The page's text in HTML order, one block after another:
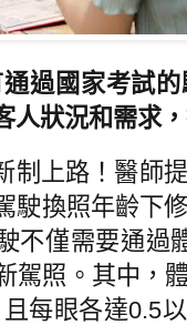
過國家考試
人狀況和需求
制上路！醫師
駛換照年齡下
不僅需要通過
駕照。其中，
每眼各達0.5